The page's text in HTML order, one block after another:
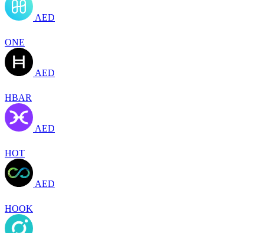
AED
ONE
AED
HBAR
AED
HOT
AED
HOOK